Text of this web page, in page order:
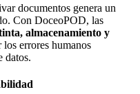
documentos genera un
Con DoceoPOD, las
almacenamiento y
los errores humanos
datos.